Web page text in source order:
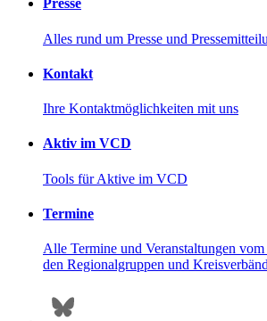
Presse
Alles rund um Presse und
Kontakt
Ihre Kontaktmöglichkeiten mit uns
Aktiv im VCD
Tools für Aktive im VCD
Termine
Alle Termine und Veranstaltungen
den Regionalgruppen und